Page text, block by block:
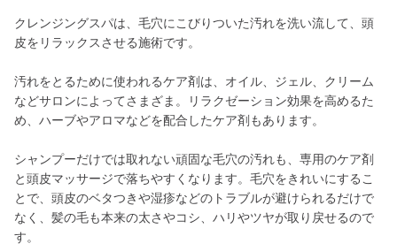
クレンジングスパは、毛穴にこびりついた汚れを洗い流して、頭
皮をリラックスさせる施術です。
汚れをとるために使われるケア剤は、オイル、ジェル、クリーム
などサロンによってさまざま。リラクゼーション効果を高めるた
め、ハーブやアロマなどを配合したケア剤もあります。
シャンプーだけでは取れない頑固な毛穴の汚れも、専用のケア剤
と頭皮マッサージで落ちやすくなります。毛穴をきれいにするこ
とで、頭皮のベタつきや湿疹などのトラブルが避けられるだけで
なく、髪の毛も本来の太さやコシ、ハリやツヤが取り戻せるので
す。